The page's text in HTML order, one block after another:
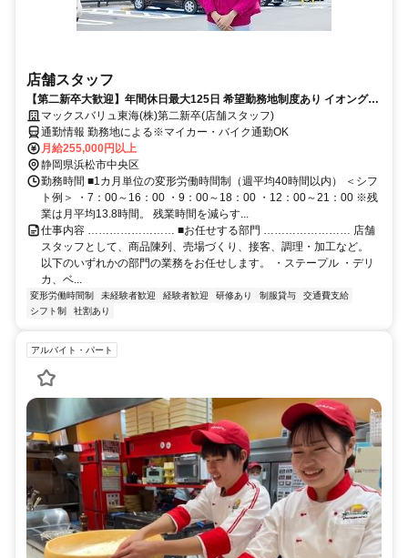
店舗スタッフ
【第二新卒大歓迎】年間休日最大125日 希望勤務地制度あり イオングル
ープで安心の福利厚生◎
マックスバリュ東海(株)第二新卒(店舗スタッフ)
通勤情報 勤務地による※マイカー・バイク通勤OK
月給255,000円以上
静岡県浜松市中央区
勤務時間 ■1カ月単位の変形労働時間制（週平均40時間以内） ＜シフ
ト例＞ ・7：00～16：00 ・9：00～18：00 ・12：00～21：00 ※残
業は月平均13.8時間。 残業時間を減らす...
仕事内容 …………………… ■お任せする部門 …………………… 店舗
スタッフとして、商品陳列、売場づくり、接客、調理・加工など。
以下のいずれかの部門の業務をお任せします。 ・ステープル ・デリ
カ、ベ...
変形労働時間制 未経験者歓迎 経験者歓迎 研修あり 制服貸与
交通費支給
シフト制
社割あり
アルバイト・パート